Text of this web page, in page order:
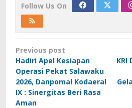
Follow Us On
Post
navigation
Previous post
Hadiri Apel Kesiapan
Operasi Pekat Salawaku
2026, Danpomal Kodaeral
IX : Sinergitas Beri Rasa
Aman
KRI